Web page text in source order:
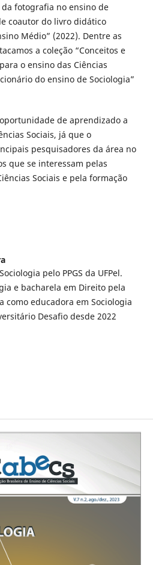
da fotografia no ensino de
coautor do livro didático
Médio” (2022). Dentre as
a coleção “Conceitos e
o ensino das Ciências
do ensino de Sociologia”
de aprendizado a
Sociais, já que o
pesquisadores da área no
que se interessam pelas
Sociais e pela formação
pelo PPGS da UFPel.
e bacharela em Direito pela
como educadora em Sociologia
Desafio desde 2022